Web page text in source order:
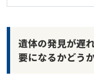
遺体の発見が遅
要になるかどう